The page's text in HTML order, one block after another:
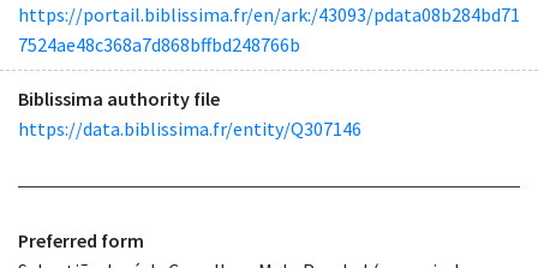
https://portail.biblissima.fr/en/ark:/43093/pdata08b284bd71
7524ae48c368a7d868bffbd248766b
Biblissima authority file
https://data.biblissima.fr/entity/Q307146
Preferred form